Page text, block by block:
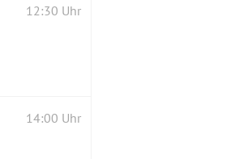
12:30 Uhr
14:00 Uhr